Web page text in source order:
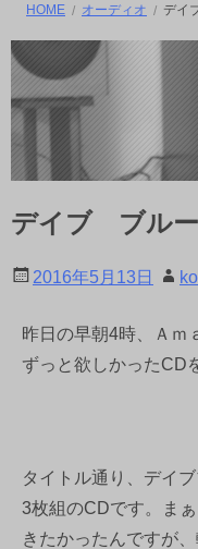
HOME オーディオ デイ
デイブ ブル
2016年5月13日
昨日の早朝4時、Ａｍ
ずっと欲しかったCD
タイトル通り、デイ
3枚組のCDです。ま
きたかったんですが